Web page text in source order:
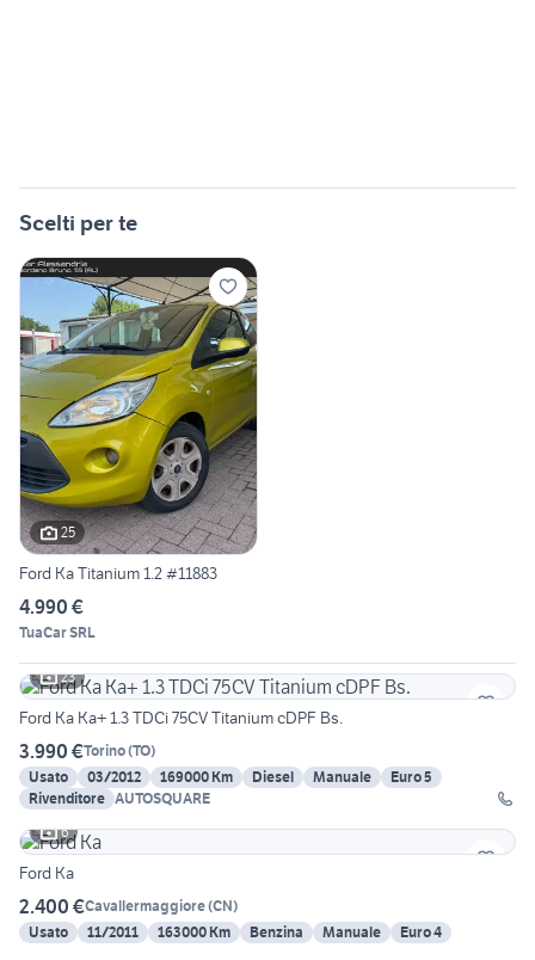
Scelti per te
25
Ford Ka Titanium 1.2 #11883
4.990 €
TuaCar SRL
23
Ford Ka Ka+ 1.3 TDCi 75CV Titanium cDPF Bs.
3.990 €Torino(TO)
Usato
03/2012 169000 Km Diesel Manuale
Euro 5
Rivenditore AUTOSQUARE
6
Ford Ka
2.400 €Cavallermaggiore(CN)
Usato
11/2011 163000 Km Benzina Manuale
Euro 4